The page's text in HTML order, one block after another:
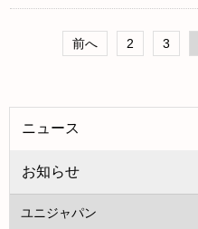
前へ 2 3
ニュース
お知らせ
ユニジャパン